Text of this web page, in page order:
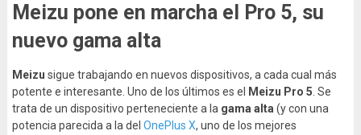
Meizu pone en marcha el Pro 5, su
nuevo gama alta
Meizu sigue trabajando en nuevos dispositivos, a cada cual más
potente e interesante. Uno de los últimos es el
Meizu Pro 5. Se
trata de un dispositivo perteneciente a la gama alta (y con una
potencia parecida a la del OnePlus X, uno de los mejores